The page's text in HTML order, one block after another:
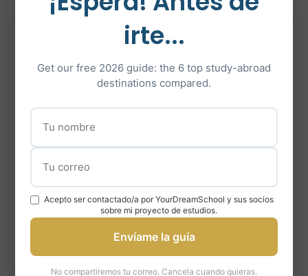
recursos (listas de lectura, sitios
web y revistas…) para profundizar
de estudio previsto.
de exámenes específicos del
programa de Máster que está
considerando.
Puesta en marcha de una
retroplanificación de la preparación.
irte...
Get our free 2026 guide: the 6 top study-abroad
destinations compared.
Acepto ser contactado/a por YourDreamSchool y sus socios
sobre mi proyecto de estudios.
Envíame la guía
No compartiremos tu correo. Cancela cuando quieras.